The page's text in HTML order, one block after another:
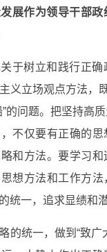
展作为领导干部
于树立和践行正确
义立场观点方法，既
的问题。把坚持高
不仅要有正确的思
和方法。要学习和
想方法和工作方
统一，追求显绩和
的统一，做到“致广